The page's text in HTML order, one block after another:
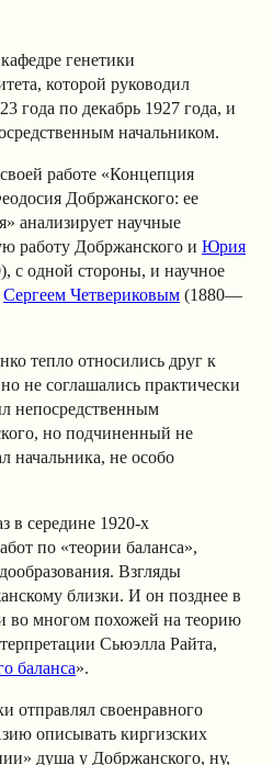
генетики
которой руководил
года по декабрь 1927 года, и
начальником.
работе «Концепция
Добржанского: ее
анализирует научные
работу Добржанского и Юрия
с одной стороны, и научное
Сергеем Четвериковым (1880—
тепло относились друг к
не соглашались практически
непосредственным
но подчиненный не
начальника, не особо
в середине 1920-х
по «теории баланса»,
Взгляды
близки. И он позднее в
во многом похожей на теорию
Сьюэлла Райта,
баланса».
отправлял своенравного
описывать киргизских
душа у Добржанского, ну,